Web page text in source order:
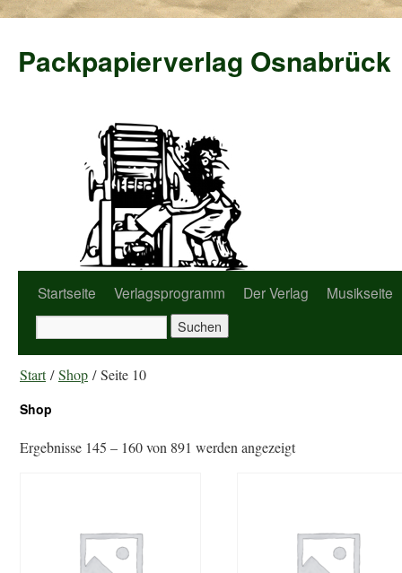
Packpapierverlag Osnabrück
Startseite Verlagsprogramm Der Verlag Musikseite
Start/Shop / Seite 10
Shop
Ergebnisse 145 – 160 von 891 werden angezeigt